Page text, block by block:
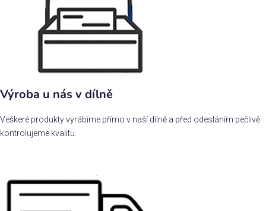
Výroba u nás v dílně
Veškeré produkty vyrábíme přímo v naší dílně a před odesláním pečlivě
kontrolujeme kvalitu.